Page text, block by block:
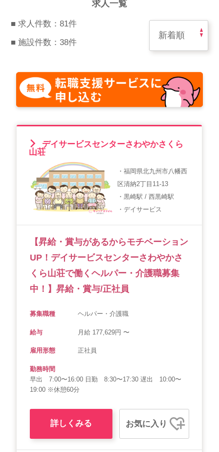
採用担当者様はこちら
紹介会社を使うメリットについて
介護・看護のお仕事について
利用者の声
WEB勤怠
支店連絡先一覧
会社概要 個人情報保護方針
求人一覧
■ 求人件数：81件
■ 施設件数：38件
デイサービスセンターさわやかさくら
山荘
・福岡県北九州市八幡西
区清納2丁目11-13
・黒崎駅 / 西黒崎駅
・デイサービス
【昇給・賞与があるからモチベーション
UP！デイサービスセンターさわやかさ
くら山荘で働くヘルパー・介護職募集
中！】昇給・賞与/正社員
募集職種 ヘルパー・介護職
給与 月給 177,629円 〜
雇用形態 正社員
勤務時間
早出 7:00〜16:00 日勤 8:30〜17:30 遅出 10:00〜
19:00 ※休憩60分
詳しくみる お気に入り